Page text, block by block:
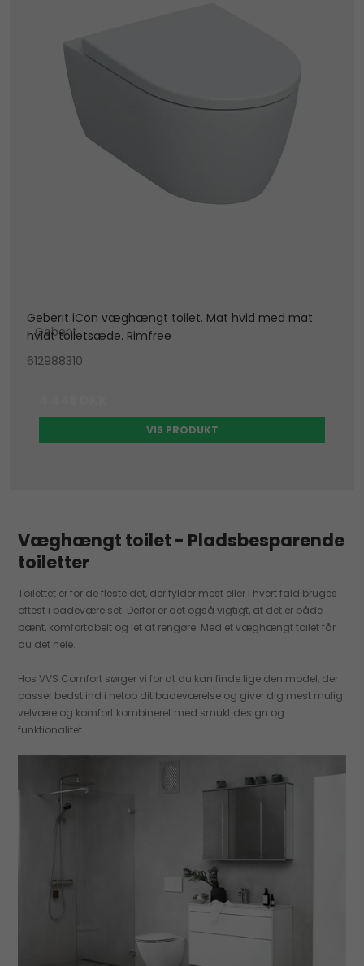
Geberit iCon væghængt toilet. Mat hvid med mat
hvidt toiletsæde. Rimfree
Geberit
612988310
VIS PRODUKT
Væghængt toilet - Pladsbesparende
toiletter
Toilettet er for de fleste det, der fylder mest eller i hvert fald bruges
oftest i badeværelset. Derfor er det også vigtigt, at det er både
pænt, komfortabelt og let at rengøre. Med et væghængt toilet får
du det hele.
Hos VVS Comfort sørger vi for at du kan finde lige den model, der
passer bedst ind i netop dit badeværelse og giver dig mest mulig
velvære og komfort kombineret med smukt design og
funktionalitet.